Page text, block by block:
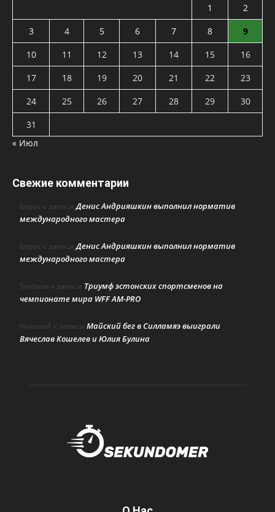
1
2
3
4 5 6 7 8
9
10
11 12 13 14 15
16
17
18 19 20 21 22
23
24
25 26 27 28 29
30
31
« Июл
Свежие комментарии
Борис к записиДенис Андрияшкин выполнил норматив
международного мастера
Борис к записиДенис Андрияшкин выполнил норматив
международного мастера
Svetlana к записи Триумф эстонских спортсменов на
чемпионате мира WFF AM-PRO
Николай к записи Майский бег в Силламяэ выиграли
Вячеслав Кошелев и Юлия Булина